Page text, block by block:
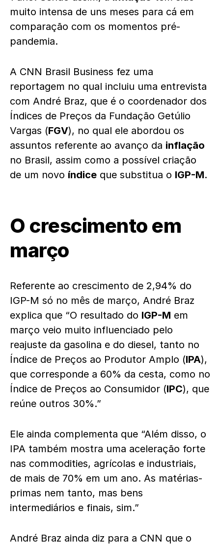
muito intensa de uns meses para cá em
comparação com os momentos pré-
pandemia.
A CNN Brasil Business fez uma
reportagem no qual incluiu uma entrevista
com André Braz, que é o coordenador dos
Índices de Preços da Fundação Getúlio
Vargas (FGV), no qual ele abordou os
assuntos referente ao avanço da inflação
no Brasil, assim como a possível criação
de um novo índice que substitua o IGP-M.
O crescimento em
março
Referente ao crescimento de 2,94% do
IGP-M só no mês de março, André Braz
explica que “O resultado do IGP-M em
março veio muito influenciado pelo
reajuste da gasolina e do diesel, tanto no
Índice de Preços ao Produtor Amplo (IPA),
que corresponde a 60% da cesta, como no
Índice de Preços ao Consumidor (IPC), que
reúne outros 30%.”
Ele ainda complementa que “Além disso, o
IPA também mostra uma aceleração forte
nas commodities, agrícolas e industriais,
de mais de 70% em um ano. As matérias-
primas nem tanto, mas bens
intermediários e finais, sim.”
André Braz ainda diz para a CNN que o